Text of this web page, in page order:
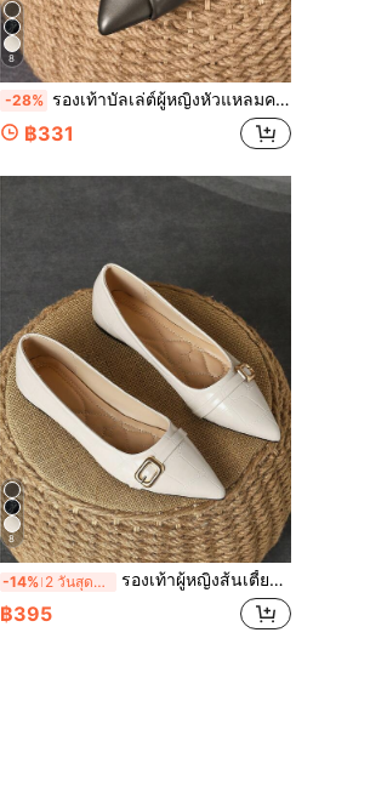
8
-28% รองเท้าบัลเล่ต์ผู้หญิงหัวแหลมคอต่ำ ส้นแบน สำหรับงานปาร์ตี้ ลำลอง ใส่ได้ทุกวัน กลางแจ้ง อเนกประสงค์ สไตล์หรูหรา สำหรับฤดูใบไม้ผลิและฤดูร้อน
฿331
8
-14% 2 วันสุดท้าย รองเท้าผู้หญิงส้นเตี้ยปลายแหลม เหมาะสำหรับปาร์ตี้ วันสบายๆ ฤดูใบไม้ผลิ/ฤดูร้อน สีพีช เหมาะสำหรับกิจกรรมกลางแจ้งประจำวันด้วยดีไซน์ที่เอนกประสงค์
฿395